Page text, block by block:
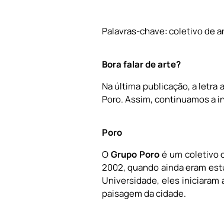
Palavras-chave: coletivo de
Bora falar de arte?
Na última publicação, a letra
Poro. Assim, continuamos a
Poro
OGrupo Poroé um coletivo
2002, quando ainda eram
Universidade, eles
paisagem da cidade.